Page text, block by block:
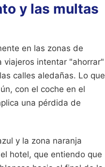
y las multas
en las zonas de
viajeros intentar "ahorrar"
calles aledañas. Lo que
con el coche en el
una pérdida de
y la zona naranja
hotel, que entiendo que